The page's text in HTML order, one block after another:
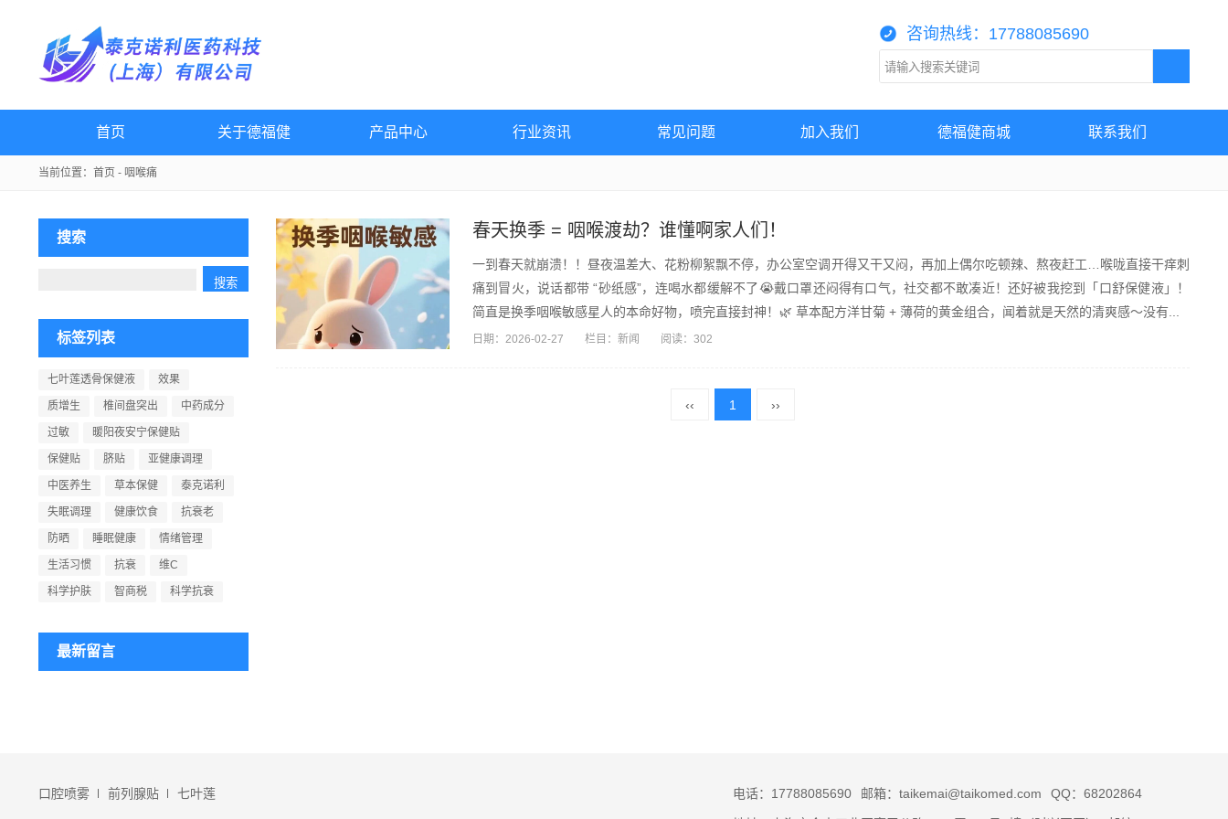
咨询热线：17788085690
首页 关于德福健 产品中心 行业资讯 常见问题 加入我们 德福健商城 联系我们
当前位置： 首页 - 咽喉痛
搜索
标签列表
七叶莲透骨保健液 效果
质增生 椎间盘突出 中药成分
过敏 暖阳夜安宁保健贴
保健贴 脐贴 亚健康调理
中医养生 草本保健 泰克诺利
失眠调理 健康饮食 抗衰老
防晒 睡眠健康 情绪管理
生活习惯 抗衰 维C
科学护肤 智商税 科学抗衰
最新留言
春天换季 = 咽喉渡劫？谁懂啊家人们！
一到春天就崩溃！！昼夜温差大、花粉柳絮飘不停，办公室空调开得又干又闷，再加上偶尔吃顿辣、熬夜赶工…喉咙直接干痒刺
痛到冒火，说话都带 “砂纸感”，连喝水都缓解不了😭戴口罩还闷得有口气，社交都不敢凑近！还好被我挖到「口舒保健液」！
简直是换季咽喉敏感星人的本命好物，喷完直接封神！🌿 草本配方洋甘菊 + 薄荷的黄金组合，闻着就是天然的清爽感～没有...
日期： 2026-02-27 栏目： 新闻 阅读：302
‹‹ 1 ››
电话：17788085690 邮箱：taikemai@taikomed.com QQ：68202864
口腔喷雾 前列腺贴 七叶莲